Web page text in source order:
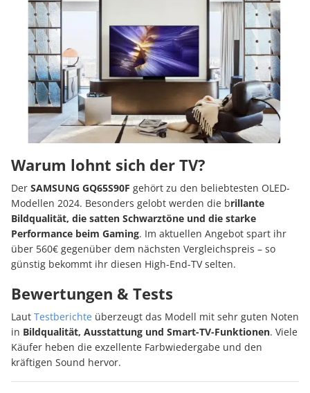
Warum lohnt sich der TV?
Der SAMSUNG GQ65S90F gehört zu den beliebtesten OLED-
Modellen 2024. Besonders gelobt werden die brillante
Bildqualität, die satten Schwarztöne und die starke
Performance beim Gaming. Im aktuellen Angebot spart ihr
über 560€ gegenüber dem nächsten Vergleichspreis – so
günstig bekommt ihr diesen High-End-TV selten.
Bewertungen & Tests
Laut Testberichte überzeugt das Modell mit sehr guten Noten
in Bildqualität, Ausstattung und Smart-TV-Funktionen. Viele
Käufer heben die exzellente Farbwiedergabe und den
kräftigen Sound hervor.